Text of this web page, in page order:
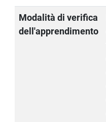
Modalità di verifica
dell'apprendimento